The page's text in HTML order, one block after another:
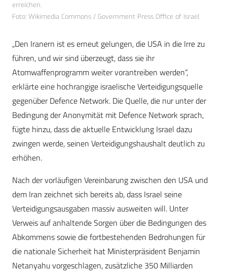
erreichen.
Foto: Wikimedia Commons / Government Press Office of Israel
„Den Iranern ist es erneut gelungen, die USA in die Irre zu
führen, und wir sind überzeugt, dass sie ihr
Atomwaffenprogramm weiter vorantreiben werden“,
erklärte eine hochrangige israelische Verteidigungsquelle
gegenüber Defence Network. Die Quelle, die nur unter der
Bedingung der Anonymität mit Defence Network sprach,
fügte hinzu, dass die aktuelle Entwicklung Israel dazu
zwingen werde, seinen Verteidigungshaushalt deutlich zu
erhöhen.
Nach der vorläufigen Vereinbarung zwischen den USA und
dem Iran zeichnet sich bereits ab, dass Israel seine
Verteidigungsausgaben massiv ausweiten will. Unter
Verweis auf anhaltende Sorgen über die Bedingungen des
Abkommens sowie die fortbestehenden Bedrohungen für
die nationale Sicherheit hat Ministerpräsident Benjamin
Netanyahu vorgeschlagen, zusätzliche 350 Milliarden